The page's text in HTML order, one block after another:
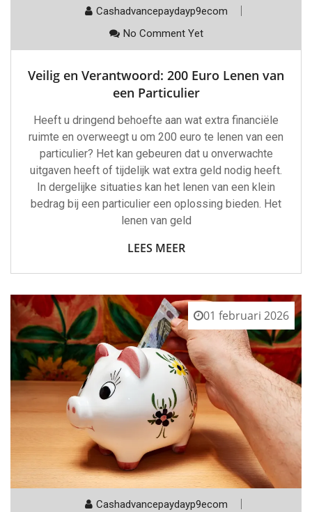
Cashadvancepaydayp9ecom
No Comment Yet
Veilig en Verantwoord: 200 Euro Lenen van
een Particulier
Heeft u dringend behoefte aan wat extra financiële
ruimte en overweegt u om 200 euro te lenen van een
particulier? Het kan gebeuren dat u onverwachte
uitgaven heeft of tijdelijk wat extra geld nodig heeft.
In dergelijke situaties kan het lenen van een klein
bedrag bij een particulier een oplossing bieden. Het
lenen van geld
LEES MEER
01 februari 2026
Cashadvancepaydayp9ecom